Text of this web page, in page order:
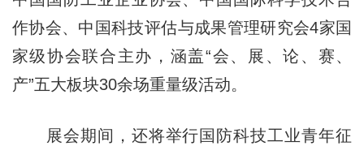
作协会、中国科技评估与成果管理研究会4家国
家级协会联合主办，涵盖“会、展、论、赛、
产”五大板块30余场重量级活动。
展会期间，还将举行国防科技工业青年征